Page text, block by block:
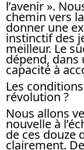
l’avenir ».
chemin vers
donner une
instinctif des
meilleur. Le
dépend, dans
capacité à
Les
révolution ?
Nous allons
nouvelle à
de ces douze
clairement.